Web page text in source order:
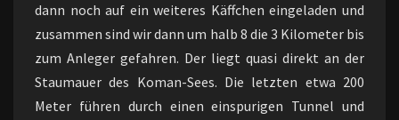
dann noch auf ein weiteres Käffchen eingeladen und
zusammen sind wir dann um halb 8 die 3 Kilometer bis
zum Anleger gefahren. Der liegt quasi direkt an der
Staumauer des Koman-Sees. Die letzten etwa 200
Meter führen durch einen einspurigen Tunnel und